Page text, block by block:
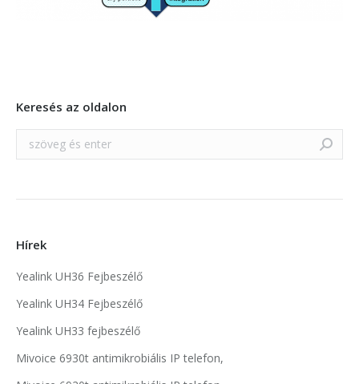
Keresés az oldalon
Search:
Hírek
Yealink UH36 Fejbeszélő
Yealink UH34 Fejbeszélő
Yealink UH33 fejbeszélő
Mivoice 6930t antimikrobiális IP telefon,